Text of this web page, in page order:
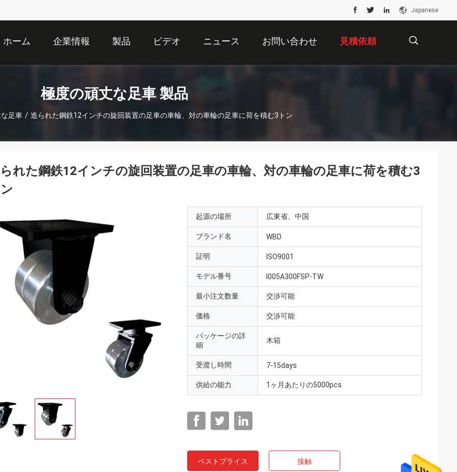
Japanese
ホーム 企業情報 製品 ビデオ ニュース お問い合わせ 見積依頼
極度の頑丈な足車 製品
足車 / 造られた鋼鉄12インチの旋回装置の足車の車輪、対の車輪の足車に荷を積む3トン
れた鋼鉄12インチの旋回装置の足車の車輪、対の車輪の足車に荷を積む3
起源の場所 広東省、中国
ブランド名 WBD
証明 ISO9001
モデル番号 I005A300FSP-TW
最小注文数量 交渉可能
価格 交渉可能
パッケージの詳
細
木箱
受渡し時間 7-15days
供給の能力 1ヶ月あたりの5000pcs
ベストプライス 接触